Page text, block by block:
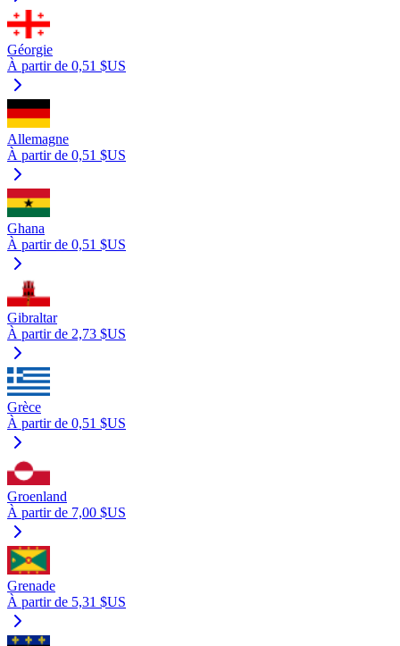
Géorgie
À partir de 0,51 $US
Allemagne
À partir de 0,51 $US
Ghana
À partir de 0,51 $US
Gibraltar
À partir de 2,73 $US
Grèce
À partir de 0,51 $US
Groenland
À partir de 7,00 $US
Grenade
À partir de 5,31 $US